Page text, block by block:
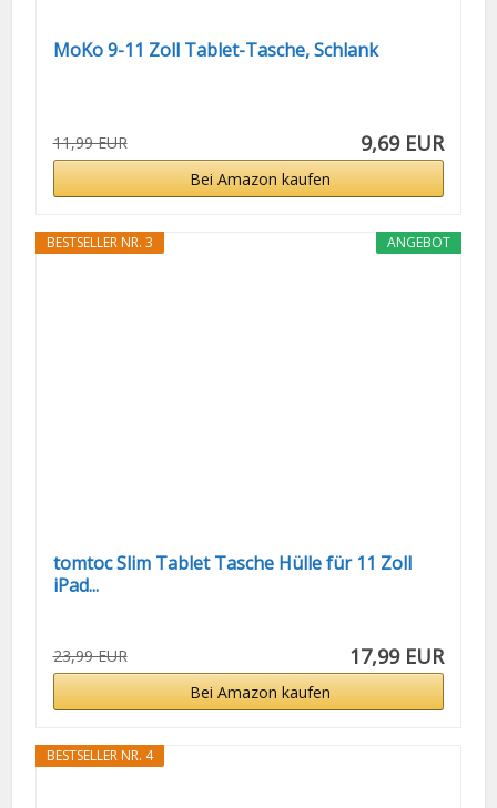
MoKo 9-11 Zoll Tablet-Tasche, Schlank
11,99 EUR 9,69 EUR
Bei Amazon kaufen
ANGEBOT
BESTSELLER NR. 3
tomtoc Slim Tablet Tasche Hülle für 11 Zoll
iPad...
23,99 EUR 17,99 EUR
Bei Amazon kaufen
BESTSELLER NR. 4